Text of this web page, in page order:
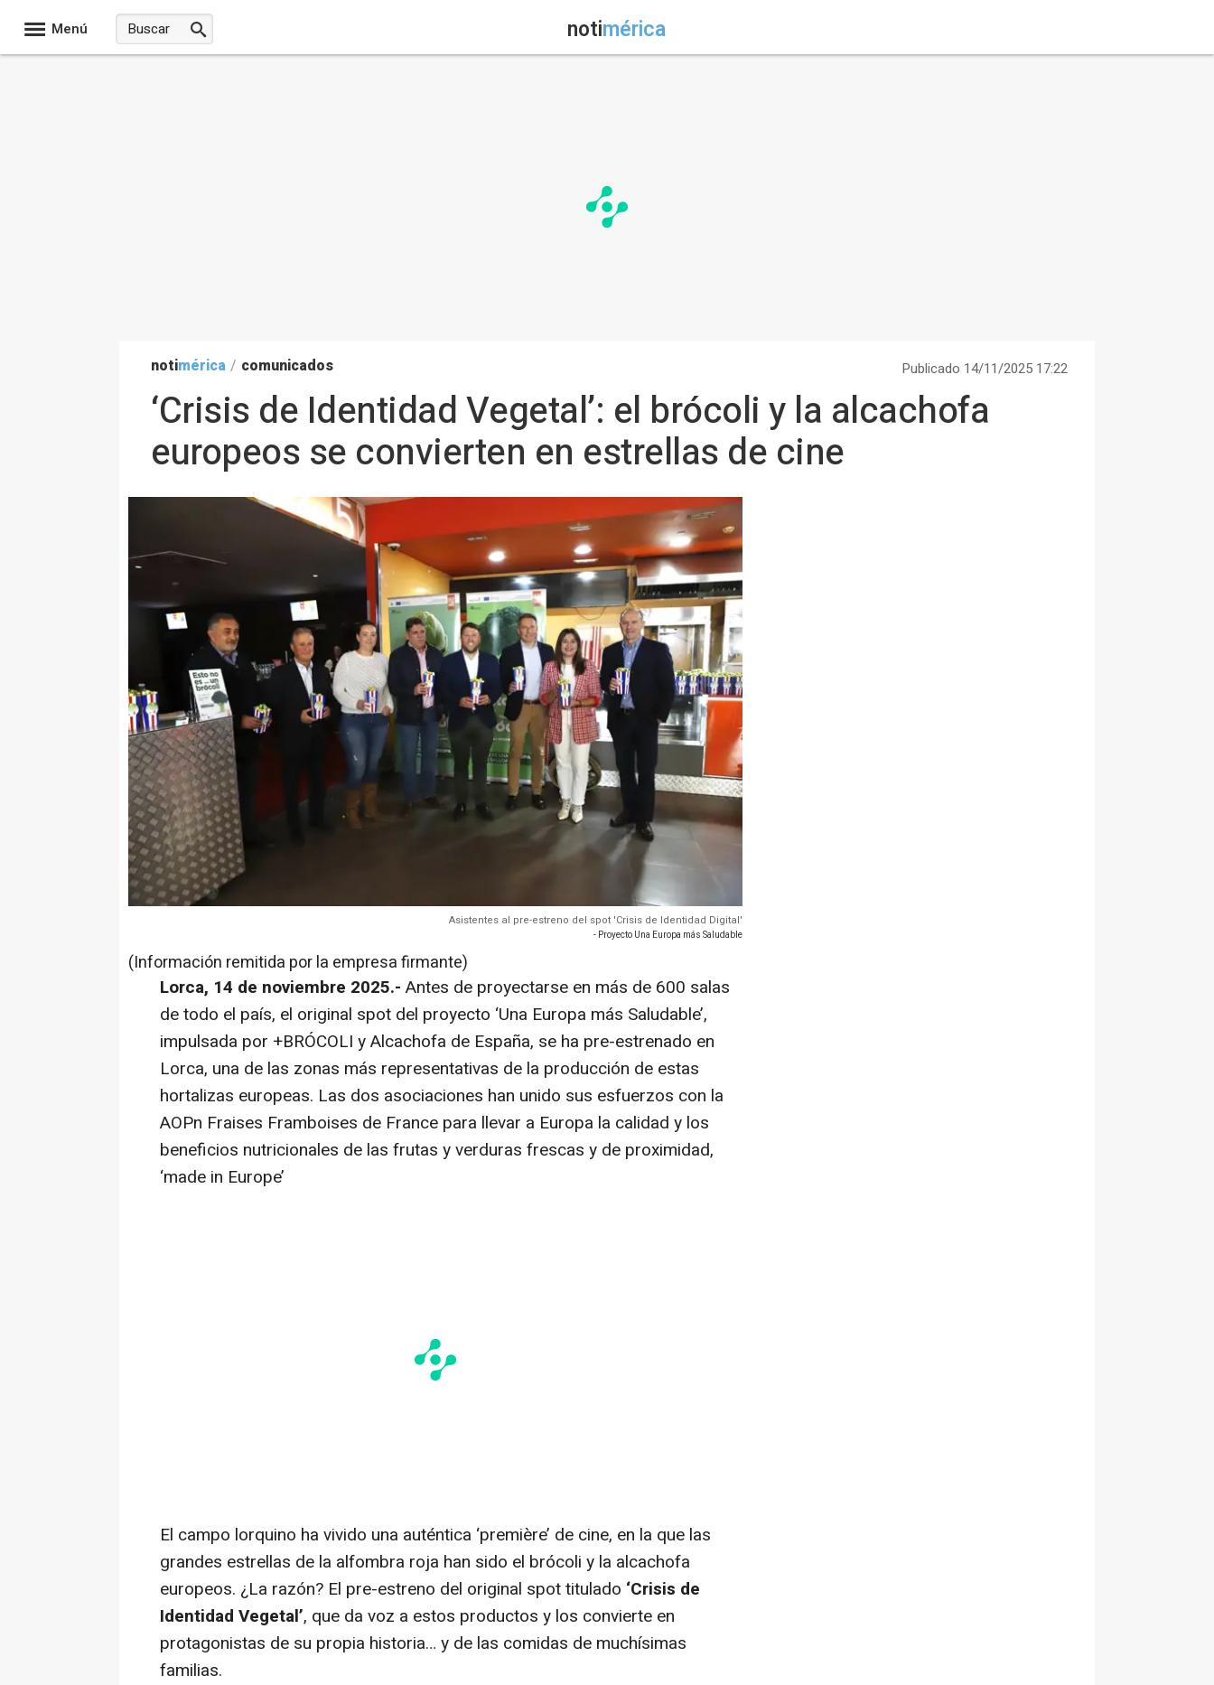
Menú notimérica
notimérica / comunicados Publicado 14/11/2025 17:22
‘Crisis de Identidad Vegetal’: el brócoli y la alcachofa
europeos se convierten en estrellas de cine
Asistentes al pre-estreno del spot 'Crisis de Identidad Digital'
- Proyecto Una Europa más Saludable
(Información remitida por la empresa firmante)
Lorca, 14 de noviembre 2025.- Antes de proyectarse en más de 600 salas
de todo el país, el original spot del proyecto ‘Una Europa más Saludable’,
impulsada por +BRÓCOLI y Alcachofa de España, se ha pre-estrenado en
Lorca, una de las zonas más representativas de la producción de estas
hortalizas europeas. Las dos asociaciones han unido sus esfuerzos con la
AOPn Fraises Framboises de France para llevar a Europa la calidad y los
beneficios nutricionales de las frutas y verduras frescas y de proximidad,
‘made in Europe’
El campo lorquino ha vivido una auténtica ‘première’ de cine, en la que las
grandes estrellas de la alfombra roja han sido el brócoli y la alcachofa
europeos. ¿La razón? El pre-estreno del original spot titulado ‘Crisis de
Identidad Vegetal’, que da voz a estos productos y los convierte en
protagonistas de su propia historia… y de las comidas de muchísimas
familias.